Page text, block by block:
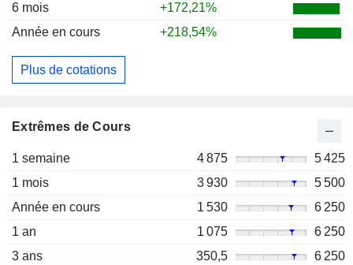
6 mois
+172,21%
Année en cours
+218,54%
Plus de cotations
Extrêmes de Cours
1 semaine 4 875
5 425
1 mois
3 930
5 500
Année en cours
1 530
6 250
1 an
1 075
6 250
3 ans
350,5
6 250